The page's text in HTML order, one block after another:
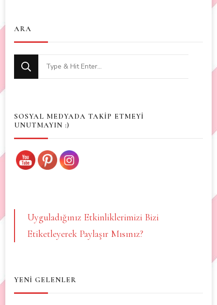
ARA
Looking
for
SOSYAL MEDYADA TAKİP ETMEYİ
UNUTMAYIN :)
Uyguladığınız Etkinliklerimizi Bizi
Etiketleyerek Paylaşır Mısınız?
YENİ GELENLER